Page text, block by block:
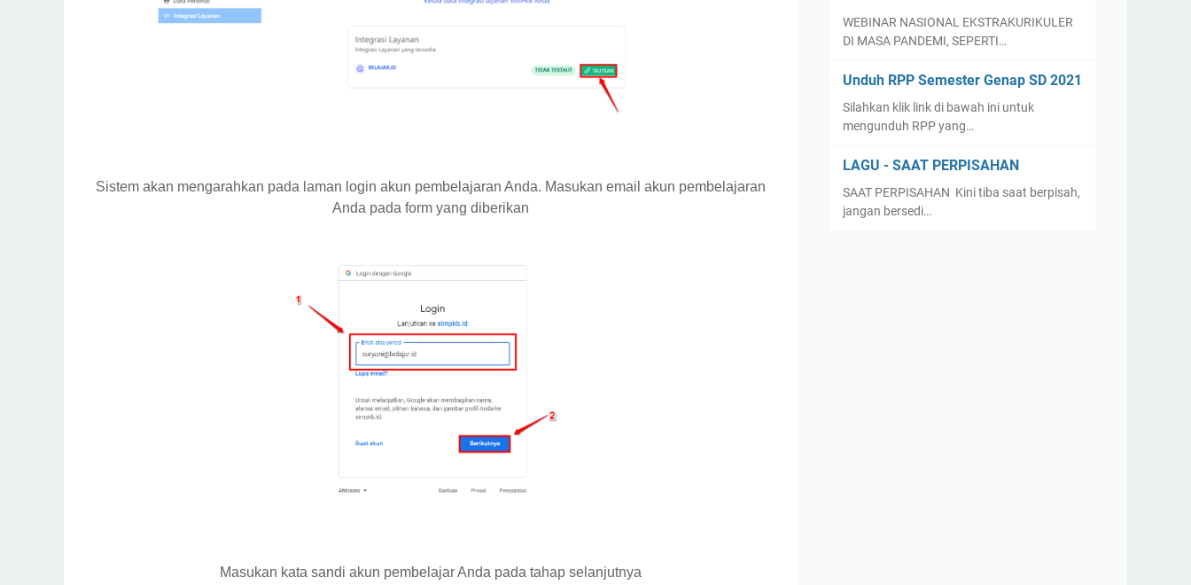
Sistem akan mengarahkan pada laman login akun pembelajaran Anda. Masukan email akun pembelajaran
Anda pada form yang diberikan
Masukan kata sandi akun pembelajar Anda pada tahap selanjutnya
WEBINAR NASIONAL EKSTRAKURIKULER
DI MASA PANDEMI, SEPERTI…
Unduh RPP Semester Genap SD 2021
Silahkan klik link di bawah ini untuk
mengunduh RPP yang…
LAGU - SAAT PERPISAHAN
SAAT PERPISAHAN Kini tiba saat berpisah,
jangan bersedi…